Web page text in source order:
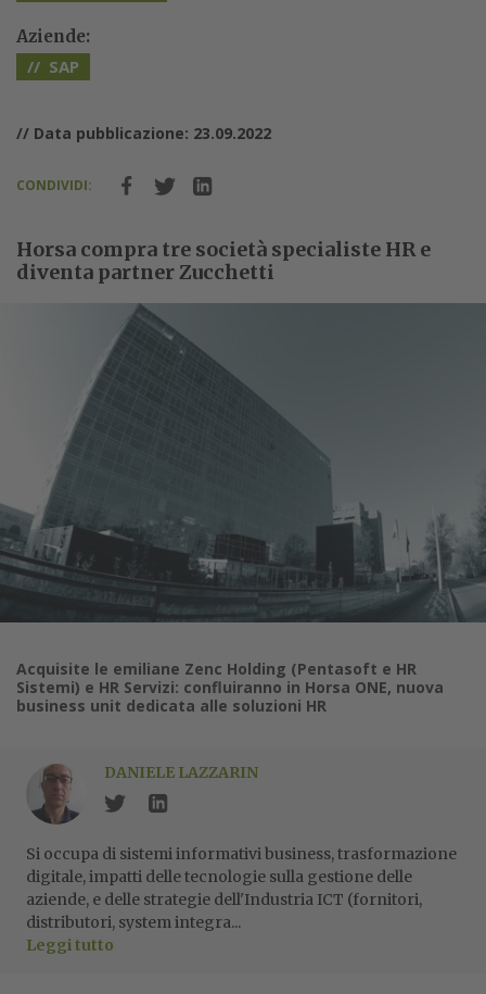
Aziende:
SAP
// Data pubblicazione: 23.09.2022
CONDIVIDI:
Horsa compra tre società specialiste HR e
diventa partner Zucchetti
Acquisite le emiliane Zenc Holding (Pentasoft e HR
Sistemi) e HR Servizi: confluiranno in Horsa ONE, nuova
business unit dedicata alle soluzioni HR
DANIELE LAZZARIN
Si occupa di sistemi informativi business, trasformazione
digitale, impatti delle tecnologie sulla gestione delle
aziende, e delle strategie dell'Industria ICT (fornitori,
distributori, system integra...
Leggi tutto